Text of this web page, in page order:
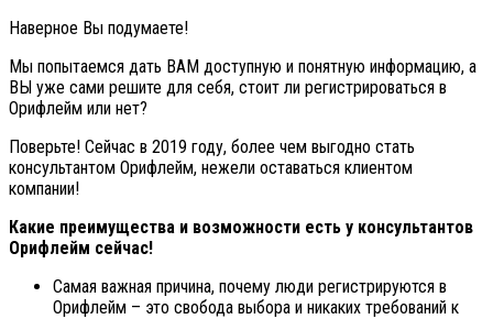
Наверное Вы подумаете!
Мы попытаемся дать ВАМ доступную и понятную информацию, а
ВЫ уже сами решите для себя, стоит ли регистрироваться в
Орифлейм или нет?
Поверьте! Сейчас в 2019 году, более чем выгодно стать
консультантом Орифлейм, нежели оставаться клиентом
компании!
Какие преимущества и возможности есть у консультантов
Орифлейм сейчас!
Самая важная причина, почему люди регистрируются в
Орифлейм – это свобода выбора и никаких требований к